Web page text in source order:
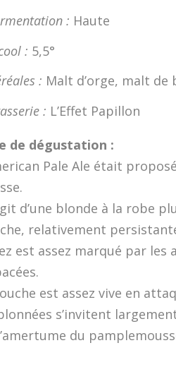
: Haute
: 5,5°
: Malt d’orge, malt de
: L’Effet Papillon
de dégustation :
Pale Ale était
d’une blonde à la robe
relativement
est assez marqué par
est assez vive en
s’invitent
du